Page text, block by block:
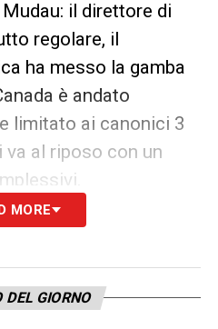
il direttore di
regolare, il
ha messo la gamba
è andato
limitato ai canonici 3
va al riposo con un
in ritardo su un
la palla già uscita a
MORE
DEL GIORNO